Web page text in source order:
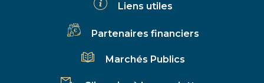
Facebook
LinkedinYoutube
Liens utiles
Partenaires financiers
Marchés Publics